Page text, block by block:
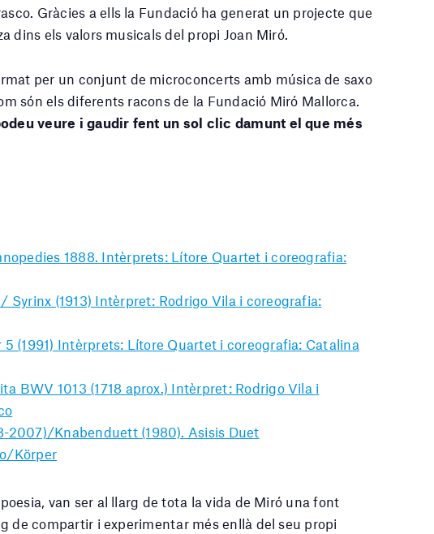
Gràcies a ells la Fundació ha generat un projecte que
dins els valors musicals del propi Joan Miró.
per un conjunt de microconcerts amb música de saxo
són els diferents racons de la Fundació Miró Mallorca.
veure i gaudir fent un sol clic damunt el que més
1888. Intèrprets: Lítore Quartet i coreografia:
Syrinx (1913) Intèrpret: Rodrigo Vila i coreografia:
5 (1991) Intèrprets: Lítore Quartet i coreografia: Catalina
BWV 1013 (1718 aprox.) Intèrpret: Rodrigo Vila i
2007)/Knabenduett (1980). Asisis Duet
Körper
van ser al llarg de tota la vida de Miró una font
de compartir i experimentar més enllà del seu propi